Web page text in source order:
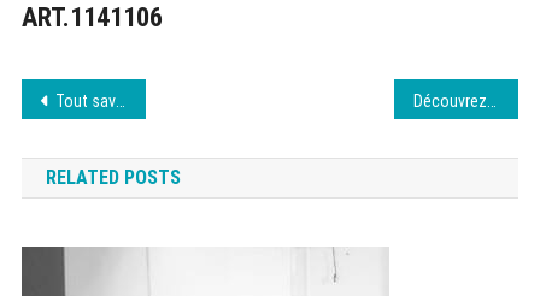
ART.1141106
Navigation
de
l’article
Tout savoir sur Gogoflix : Sécurité et contenu Découvrez Netflax facilement – Guide pas-à-pas 6 août 2026
RELATED POSTS